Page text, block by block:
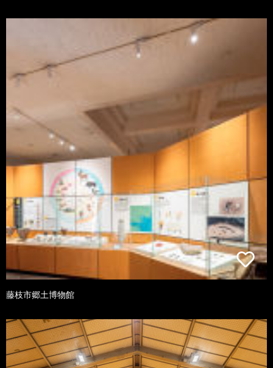
藤枝市郷土博物館